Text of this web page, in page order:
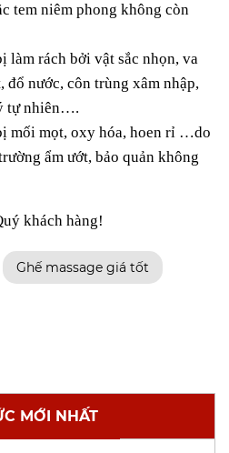
tem niêm phong không còn
làm rách bởi vật sắc nhọn, va
đổ nước, côn trùng xâm nhập,
tự nhiên….
mối mọt, oxy hóa, hoen rỉ …do
ẩm ướt, bảo quản không
khách hàng!
Ghế massage giá tốt
MỚI NHẤT